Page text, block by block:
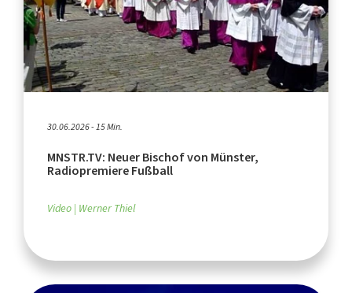
30.06.2026 - 15 Min.
MNSTR.TV: Neuer Bischof von Münster,
Radiopremiere Fußball
Video Werner Thiel